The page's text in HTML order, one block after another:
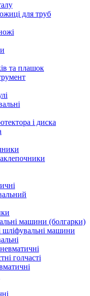
для труб
та плашок
і диска
машини (болгарки)
шліфувальні машини
голчасті